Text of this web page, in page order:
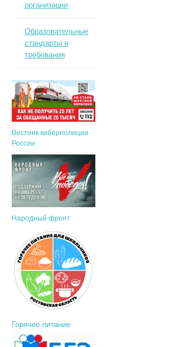
организации
Образовательные
стандарты и
требования
Вестник киберполиции
России
Народный фронт
Горячее питание